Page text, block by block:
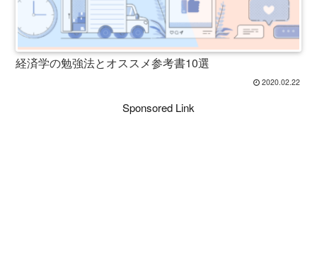
経済学の勉強法とオススメ参考書10選
2020.02.22
Sponsored Link